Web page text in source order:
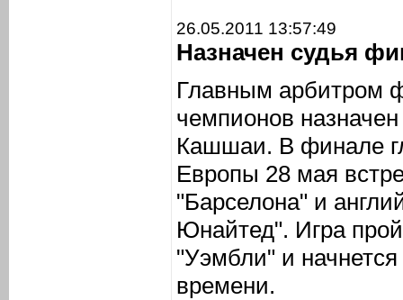
26.05.2011 13:57:49
Назначен судья
Главным арбитром
чемпионов
Кашшаи. В финале
Европы 28 мая
"Барселона" и
Юнайтед". Игра
"Уэмбли" и
времени.